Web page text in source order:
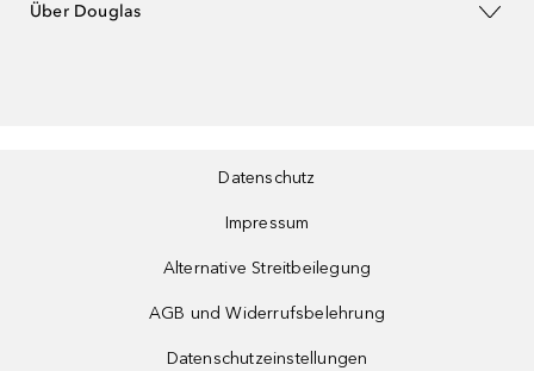
Über Douglas
Datenschutz
Impressum
Alternative Streitbeilegung
AGB und Widerrufsbelehrung
Datenschutzeinstellungen